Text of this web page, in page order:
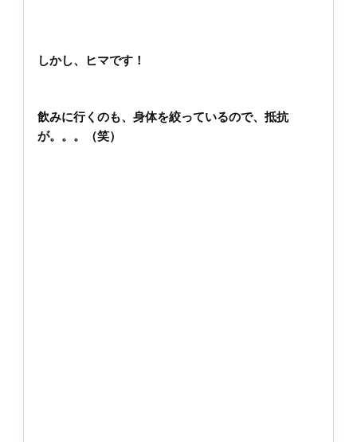
しかし、ヒマです！
飲みに行くのも、身体を絞っているので、抵抗
が。。。（笑）